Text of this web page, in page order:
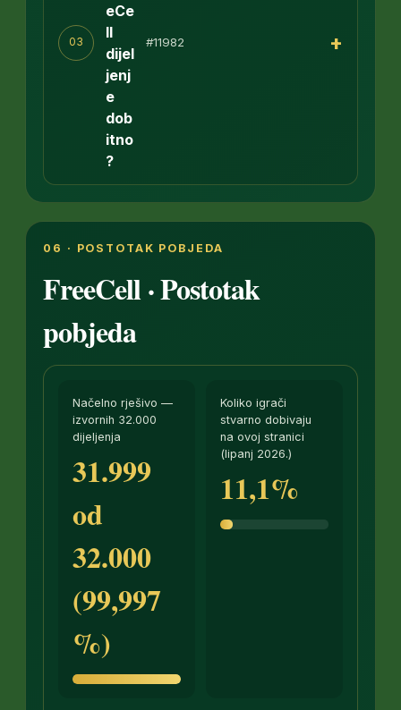
03
eCe
ll
dijel
jenj
e
dob
itno
?
#11982 +
06 · POSTOTAK POBJEDA
FreeCell · Postotak
pobjeda
Načelno rješivo —
izvornih 32.000
dijeljenja
31.999
od
32.000
(99,997
%)
Koliko igrači
stvarno dobivaju
na ovoj stranici
(lipanj 2026.)
11,1%